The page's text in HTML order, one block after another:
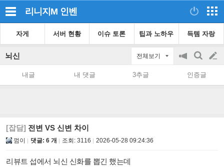
리니지M 인벤
자게 서버 현황 이슈 토론 팁과 노하우 득템 자랑
뇌신 전체보기
공
on/off
검
색
글
쓰
내글 내 댓글 3추글 인증글
[잡담] 전변 VS 신변 차이
껌이 댓글: 6 개 조회: 3116 2026-05-28 09:24:36
리뷰트 섭에서 뇌신 신화를 뽑긴 했는데